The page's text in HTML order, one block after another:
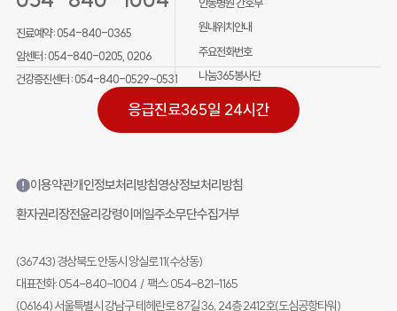
진료예약 :054-840-0365
암센터 :054-840-0205, 0206
건강증진센터 :054-840-0529~0531
원내위치안내
주요전화번호
나눔365봉사단
응급진료365일 24시간
이용약관개인정보처리방침영상정보처리방침
환자권리장전윤리강령이메일주소무단수집거부
(36743) 경상북도 안동시 앙실로 11(수상동)
대표전화: 054-840-1004 / 팩스: 054-821-1165
(06164) 서울특별시 강남구 테헤란로 87길 36, 24층 2412호(도심공항타워)